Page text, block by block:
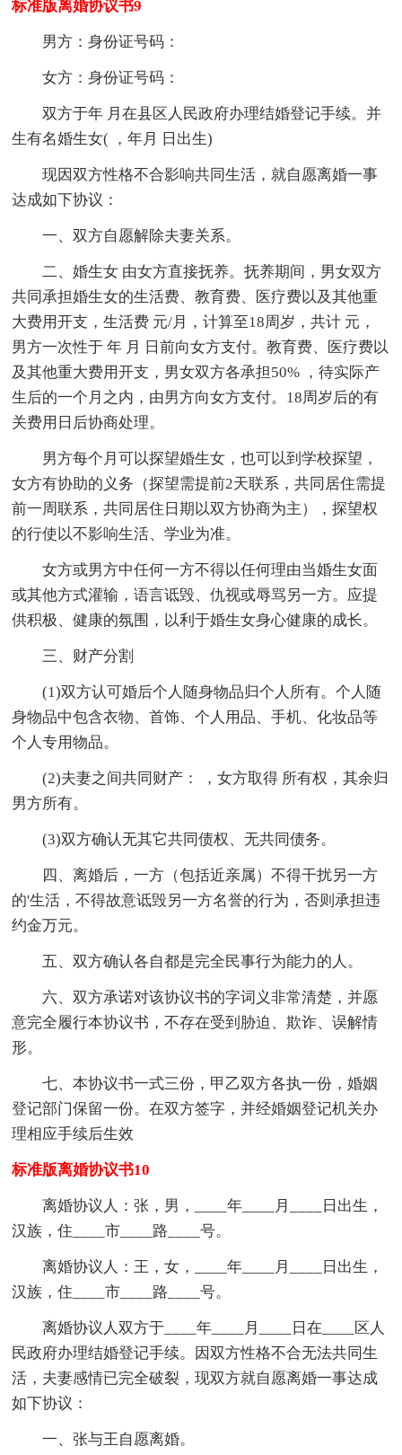
标准版离婚协议书9
男方：身份证号码：
女方：身份证号码：
双方于年 月在县区人民政府办理结婚登记手续。并
生有名婚生女( ，年月 日出生)
现因双方性格不合影响共同生活，就自愿离婚一事
达成如下协议：
一、双方自愿解除夫妻关系。
二、婚生女 由女方直接抚养。抚养期间，男女双方
共同承担婚生女的生活费、教育费、医疗费以及其他重
大费用开支，生活费 元/月，计算至18周岁，共计 元，
男方一次性于 年 月 日前向女方支付。教育费、医疗费以
及其他重大费用开支，男女双方各承担50% ，待实际产
生后的一个月之内，由男方向女方支付。18周岁后的有
关费用日后协商处理。
男方每个月可以探望婚生女，也可以到学校探望，
女方有协助的义务（探望需提前2天联系，共同居住需提
前一周联系，共同居住日期以双方协商为主），探望权
的行使以不影响生活、学业为准。
女方或男方中任何一方不得以任何理由当婚生女面
或其他方式灌输，语言诋毁、仇视或辱骂另一方。应提
供积极、健康的氛围，以利于婚生女身心健康的成长。
三、财产分割
(1)双方认可婚后个人随身物品归个人所有。个人随
身物品中包含衣物、首饰、个人用品、手机、化妆品等
个人专用物品。
(2)夫妻之间共同财产： ，女方取得 所有权，其余归
男方所有。
(3)双方确认无其它共同债权、无共同债务。
四、离婚后，一方（包括近亲属）不得干扰另一方
的'生活，不得故意诋毁另一方名誉的行为，否则承担违
约金万元。
五、双方确认各自都是完全民事行为能力的人。
六、双方承诺对该协议书的字词义非常清楚，并愿
意完全履行本协议书，不存在受到胁迫、欺诈、误解情
形。
七、本协议书一式三份，甲乙双方各执一份，婚姻
登记部门保留一份。在双方签字，并经婚姻登记机关办
理相应手续后生效
标准版离婚协议书10
离婚协议人：张，男，____年____月____日出生，
汉族，住____市____路____号。
离婚协议人：王，女，____年____月____日出生，
汉族，住____市____路____号。
离婚协议人双方于____年____月____日在____区人
民政府办理结婚登记手续。因双方性格不合无法共同生
活，夫妻感情已完全破裂，现双方就自愿离婚一事达成
如下协议：
一、张与王自愿离婚。